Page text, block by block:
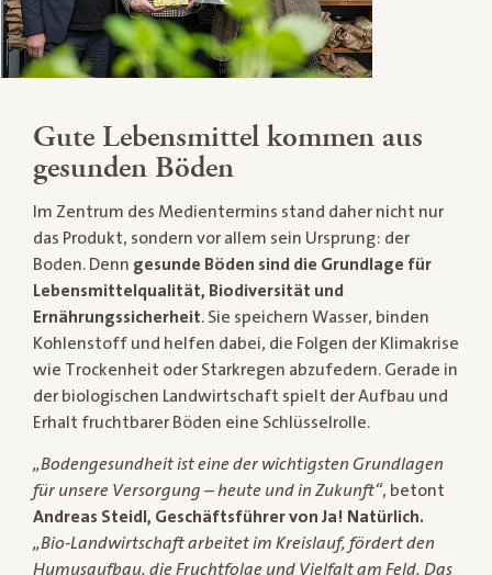
Gute Lebensmittel kommen aus
gesunden Böden
Im Zentrum des Medientermins stand daher nicht nur
das Produkt, sondern vor allem sein Ursprung: der
Boden. Denn gesunde Böden sind die Grundlage für
Lebensmittelqualität, Biodiversität und
Ernährungssicherheit. Sie speichern Wasser, binden
Kohlenstoff und helfen dabei, die Folgen der Klimakrise
wie Trockenheit oder Starkregen abzufedern. Gerade in
der biologischen Landwirtschaft spielt der Aufbau und
Erhalt fruchtbarer Böden eine Schlüsselrolle.
„Bodengesundheit ist eine der wichtigsten Grundlagen
für unsere Versorgung – heute und in Zukunft“, betont
Andreas Steidl, Geschäftsführer von Ja! Natürlich.
„Bio-Landwirtschaft arbeitet im Kreislauf, fördert den
Humusaufbau, die Fruchtfolge und Vielfalt am Feld. Das